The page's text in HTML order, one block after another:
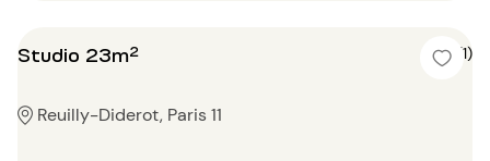
Studio 23m² 5 (1)
Reuilly-Diderot, Paris 11